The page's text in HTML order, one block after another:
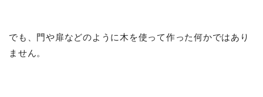
でも、門や扉などのように木を使って作った何かではあり
ません。